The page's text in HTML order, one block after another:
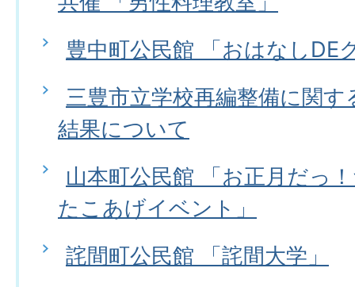
豊中町公民館 「おはなしDE
三豊市立学校再編整備に関
結果について
山本町公民館 「お正月だっ
たこあげイベント」
詫間町公民館 「詫間大学」